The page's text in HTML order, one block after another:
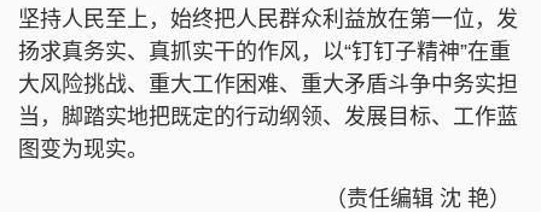
坚持人民至上，始终把人民群众利益放在第一位，发
扬求真务实、真抓实干的作风，以“钉钉子精神”在重
大风险挑战、重大工作困难、重大矛盾斗争中务实担
当，脚踏实地把既定的行动纲领、发展目标、工作蓝
图变为现实。
（责任编辑 沈 艳）